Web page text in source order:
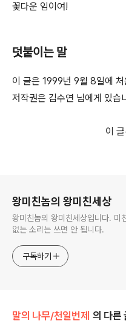
꽃다운 임이여!
덧붙이는 말
이 글은 1999년 9월 8일에 처
저작권은 김수연 님에게 있습
이
왕미친놈의 왕미친세상
왕미친놈의 왕미친세상입니다. 미
없는 소리는 쓰면 안 됩니다.
구독하기
말의 나무/천일번제 의 다른